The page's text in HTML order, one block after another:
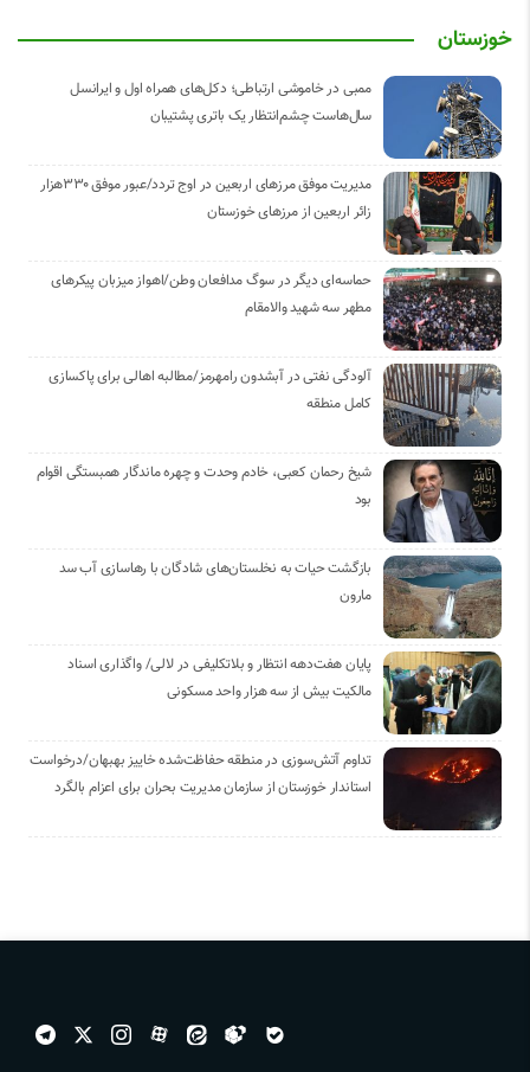
خوزستان
ممبی در خاموشی ارتباطی؛ دکل‌های همراه اول و ایرانسل
سال‌هاست چشم‌انتظار یک باتری پشتیبان
مدیریت موفق مرزهای اربعین در اوج تردد/عبور موفق ۳۳۰هزار
زائر اربعین از مرزهای خوزستان
حماسه‌ای دیگر در سوگ مدافعان وطن/اهواز میزبان پیکرهای
مطهر سه شهید والامقام
آلودگی نفتی در آبشدون رامهرمز/مطالبه اهالی برای پاکسازی
کامل منطقه
شیخ رحمان کعبی، خادم وحدت و چهره ماندگار همبستگی اقوام
بود
بازگشت حیات به نخلستان‌های شادگان با رهاسازی آب سد
مارون
پایان هفت‌دهه انتظار و بلاتکلیفی در لالی/ واگذاری اسناد
مالکیت بیش از سه هزار واحد مسکونی
تداوم آتش‌سوزی در منطقه حفاظت‌شده خاییز بهبهان/درخواست
استاندار خوزستان از سازمان مدیریت بحران برای اعزام بالگرد